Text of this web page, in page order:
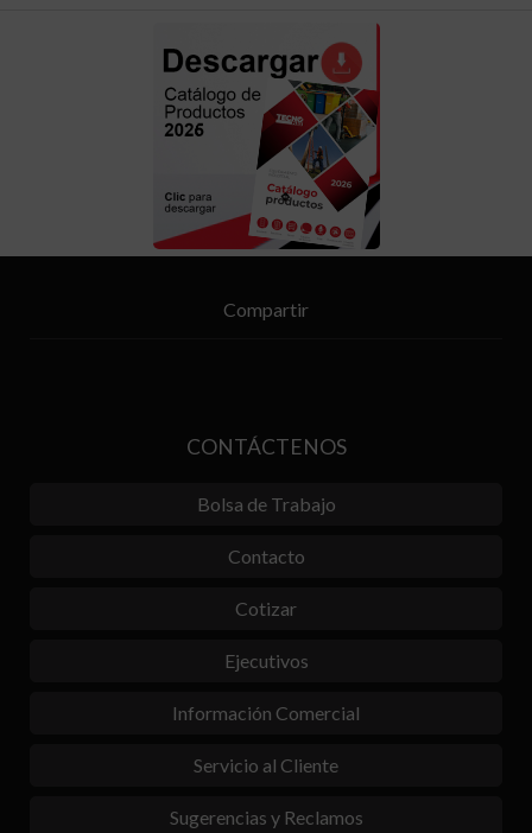
Compartir
CONTÁCTENOS
Bolsa de Trabajo
Contacto
Cotizar
Ejecutivos
Información Comercial
Servicio al Cliente
Sugerencias y Reclamos